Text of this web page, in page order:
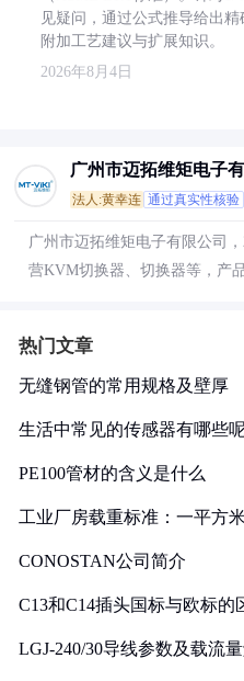
见疑问，通过公式推导给出
附加工艺建议与扩展知识。
2026年8月4日
广州市迈拓维矩电子
法人:黄幸连 通过真实性核验
广州市迈拓维矩电子有限公司
营KVM切换器、切换器等，产
热门文章
无缝钢管的常用规格及壁厚
生活中常见的传感器有哪些
PE100管材的含义是什么
工业厂房载重标准：一平方
CONOSTAN公司简介
C13和C14插头国标与欧标的
LGJ-240/30导线参数及载流